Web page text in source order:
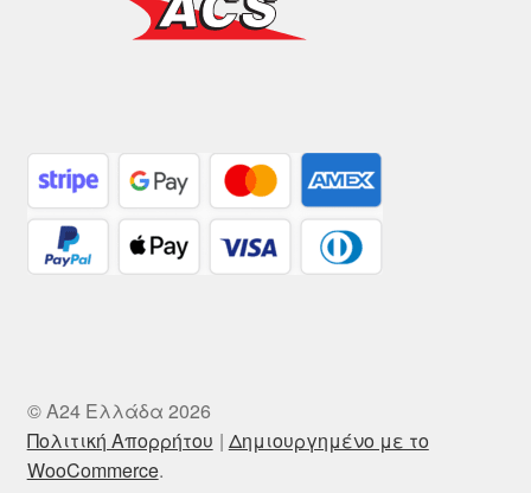
© A24 Ελλάδα 2026
Πολιτική Απορρήτου
Δημιουργημένο με το
WooCommerce.